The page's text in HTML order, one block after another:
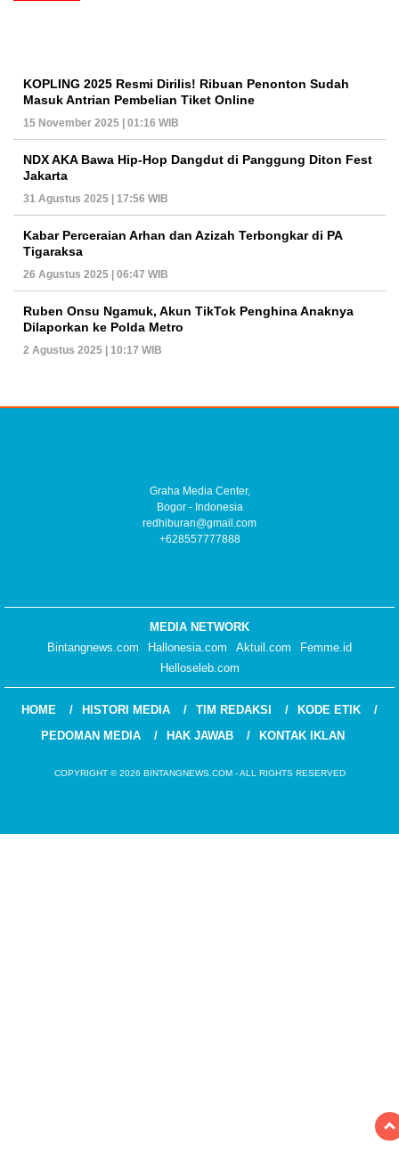
KOPLING 2025 Resmi Dirilis! Ribuan Penonton Sudah
Masuk Antrian Pembelian Tiket Online
15 November 2025 | 01:16 WIB
NDX AKA Bawa Hip-Hop Dangdut di Panggung Diton Fest
Jakarta
31 Agustus 2025 | 17:56 WIB
Kabar Perceraian Arhan dan Azizah Terbongkar di PA
Tigaraksa
26 Agustus 2025 | 06:47 WIB
Ruben Onsu Ngamuk, Akun TikTok Penghina Anaknya
Dilaporkan ke Polda Metro
2 Agustus 2025 | 10:17 WIB
Graha Media Center,
Bogor - Indonesia
redhiburan@gmail.com
+628557777888
MEDIA NETWORK
Bintangnews.com
Hallonesia.com Aktuil.com
Femme.id
Helloseleb.com
HOME HISTORI MEDIA TIM REDAKSI
KODE ETIK
PEDOMAN MEDIA
HAK JAWAB KONTAK IKLAN
COPYRIGHT © 2026 BINTANGNEWS.COM - ALL RIGHTS RESERVED